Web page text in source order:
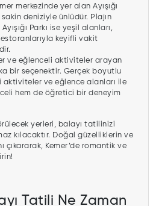
merkezinde yer alan Ayışığı
deniziyle ünlüdür. Plajın
Parkı ise yeşil alanları,
keyifli vakit
ve eğlenceli aktiviteler arayan
bir seçenektir. Gerçek boyutlu
ve eğlence alanları ile
hem de öğretici bir deneyim
yerleri, balayı tatilinizi
kılacaktır. Doğal güzelliklerin ve
çıkararak, Kemer’de romantik ve
Tatili Ne Zaman